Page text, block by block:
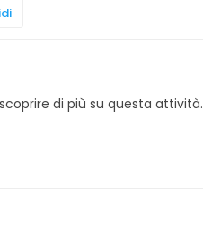
di più su questa attività.